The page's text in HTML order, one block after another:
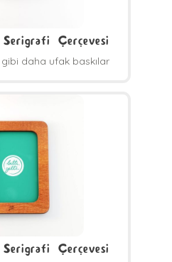
Serigrafi Çerçevesi
daha ufak baskılar
Serigrafi Çerçevesi